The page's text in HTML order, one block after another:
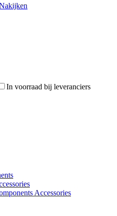
In voorraad bij leveranciers
Accessories